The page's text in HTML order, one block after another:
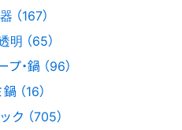
（167）
（65）
・鍋 （96）
（16）
ク （705）